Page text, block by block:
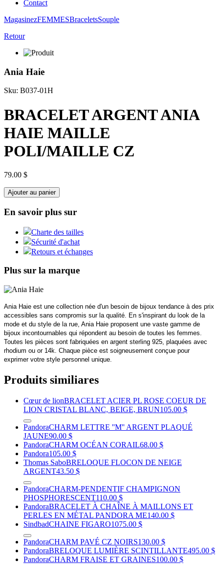
Contact
MagasinezFEMMESBraceletsSouple
Retour
Ania Haie
Sku: B037-01H
BRACELET ARGENT ANIA
HAIE MAILLE
POLI/MAILLE CZ
79.00 $
Ajouter au panier
En savoir plus sur
Charte des tailles
Sécurité d'achat
Retours et échanges
Plus sur la marque
Ania Haie est une collection née d'un besoin de bijoux tendance à des prix
accessibles sans compromis sur la qualité. En s'inspirant du look de la
mode et du style de la rue, Ania Haie proposent une vaste gamme de
bijoux incontournables qui répondent au besoin de toutes les femmes.
Toutes les pièces sont fabriquées en argent sterling 925, plaquées avec
rhodium ou or 14k. Chaque pièce est soigneusement conçue pour
exprimer votre style personnel unique.
Produits similiares
Cœur de lionBRACELET ACIER PL ROSE COEUR DE
LION CRISTAL BLANC, BEIGE, BRUN105.00 $
PandoraCHARM LETTRE ''M'' ARGENT PLAQUÉ
JAUNE90.00 $
PandoraCHARM OCÉAN CORAIL68.00 $
Pandora105.00 $
Thomas SaboBRELOQUE FLOCON DE NEIGE
ARGENT43.50 $
PandoraCHARM-PENDENTIF CHAMPIGNON
PHOSPHORESCENT110.00 $
PandoraBRACELET À CHAÎNE À MAILLONS ET
PERLES EN MÉTAL PANDORA ME140.00 $
SindbadCHAINE FIGARO1075.00 $
PandoraCHARM PAVÉ CZ NOIRS130.00 $
PandoraBRELOQUE LUMIÈRE SCINTILLANTE495.00 $
PandoraCHARM FRAISE ET GRAINES100.00 $